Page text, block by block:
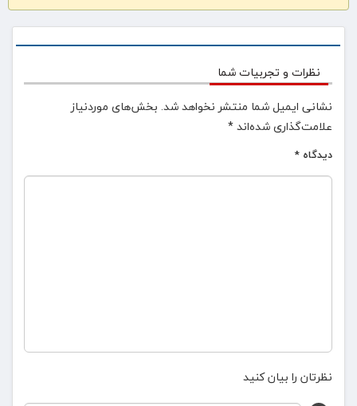
نظرات و تجربیات شما
نشانی ایمیل شما منتشر نخواهد شد. بخش‌های موردنیاز
علامت‌گذاری شده‌اند*
دیدگاه *
نظرتان را بیان کنید